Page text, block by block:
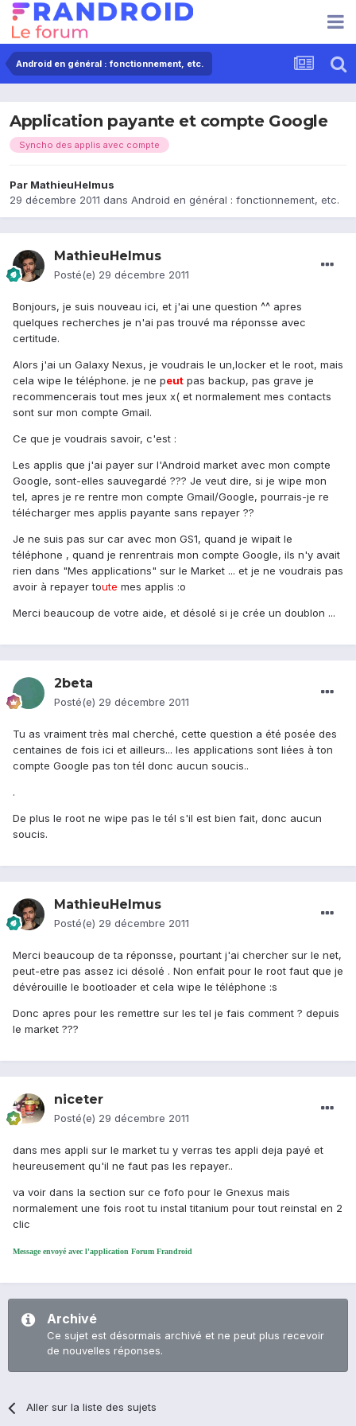
Android en général : fonctionnement, etc.
Application payante et compte Google
Syncho des applis avec compte
Par MathieuHelmus
29 décembre 2011 dans Android en général : fonctionnement, etc.
MathieuHelmus
Posté(e) 29 décembre 2011
Bonjours, je suis nouveau ici, et j'ai une question ^^ apres
quelques recherches je n'ai pas trouvé ma réponsse avec
certitude.
Alors j'ai un Galaxy Nexus, je voudrais le un,locker et le root, mais
cela wipe le téléphone. je ne peut pas backup, pas grave je
recommencerais tout mes jeux x( et normalement mes contacts
sont sur mon compte Gmail.
Ce que je voudrais savoir, c'est :
Les applis que j'ai payer sur l'Android market avec mon compte
Google, sont-elles sauvegardé ??? Je veut dire, si je wipe mon
tel, apres je re rentre mon compte Gmail/Google, pourrais-je re
télécharger mes applis payante sans repayer ??
Je ne suis pas sur car avec mon GS1, quand je wipait le
téléphone , quand je renrentrais mon compte Google, ils n'y avait
rien dans "Mes applications" sur le Market ... et je ne voudrais pas
avoir à repayer toute mes applis :o
Merci beaucoup de votre aide, et désolé si je crée un doublon ...
2beta
Posté(e) 29 décembre 2011
Tu as vraiment très mal cherché, cette question a été posée des
centaines de fois ici et ailleurs... les applications sont liées à ton
compte Google pas ton tél donc aucun soucis..
.
De plus le root ne wipe pas le tél s'il est bien fait, donc aucun
soucis.
MathieuHelmus
Posté(e) 29 décembre 2011
Merci beaucoup de ta réponsse, pourtant j'ai chercher sur le net,
peut-etre pas assez ici désolé . Non enfait pour le root faut que je
dévérouille le bootloader et cela wipe le téléphone :s
Donc apres pour les remettre sur les tel je fais comment ? depuis
le market ???
niceter
Posté(e) 29 décembre 2011
dans mes appli sur le market tu y verras tes appli deja payé et
heureusement qu'il ne faut pas les repayer..
va voir dans la section sur ce fofo pour le Gnexus mais
normalement une fois root tu instal titanium pour tout reinstal en 2
clic
Message envoyé avec l'application Forum Frandroid
Archivé
Ce sujet est désormais archivé et ne peut plus recevoir
de nouvelles réponses.
Aller sur la liste des sujets